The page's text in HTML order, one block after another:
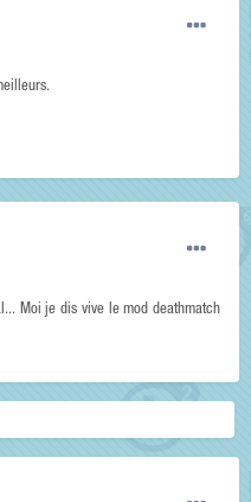
Moi je dis vive le mod deathmatch